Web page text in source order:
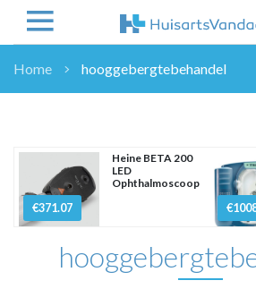
OVERHEID
WETENSCHAP
NASCHOLINGEN
DOSSIER
Home hooggebergtebehandel
€371.07
Heine BETA 200
LED
Ophthalmoscoop